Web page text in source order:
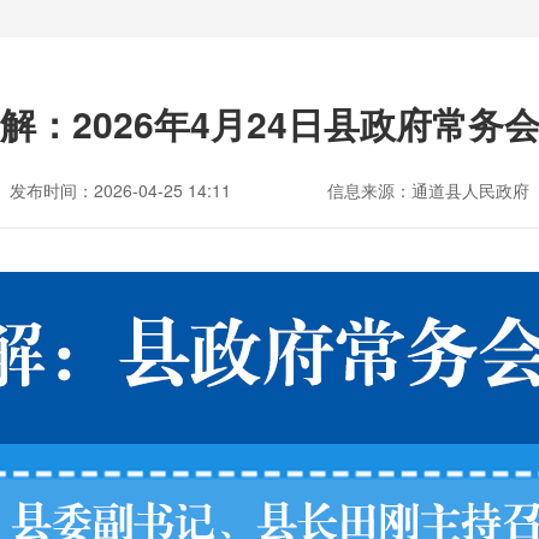
：2026年4月24日县政府常务
发布时间：2026-04-25 14:11 信息来源：通道县人民政府